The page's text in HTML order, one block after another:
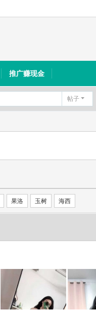
推广赚现金
帖子
果洛 玉树 海西